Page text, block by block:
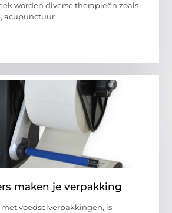
worden diverse therapieën zoals
acupunctuur
maken je verpakking
voedselverpakkingen, is